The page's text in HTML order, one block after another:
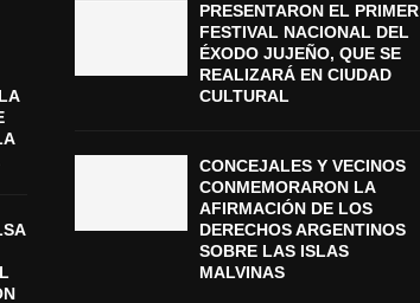
PRESENTARON EL PRIMER
FESTIVAL NACIONAL DEL
ÉXODO JUJEÑO, QUE SE
REALIZARÁ EN CIUDAD
CULTURAL
CONCEJALES Y VECINOS
CONMEMORARON LA
AFIRMACIÓN DE LOS
DERECHOS ARGENTINOS
SOBRE LAS ISLAS
MALVINAS